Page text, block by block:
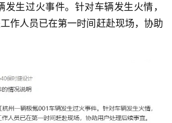
生过火事件。针对车辆发生火情，
作人员已在第一时间赶赴现场，协助